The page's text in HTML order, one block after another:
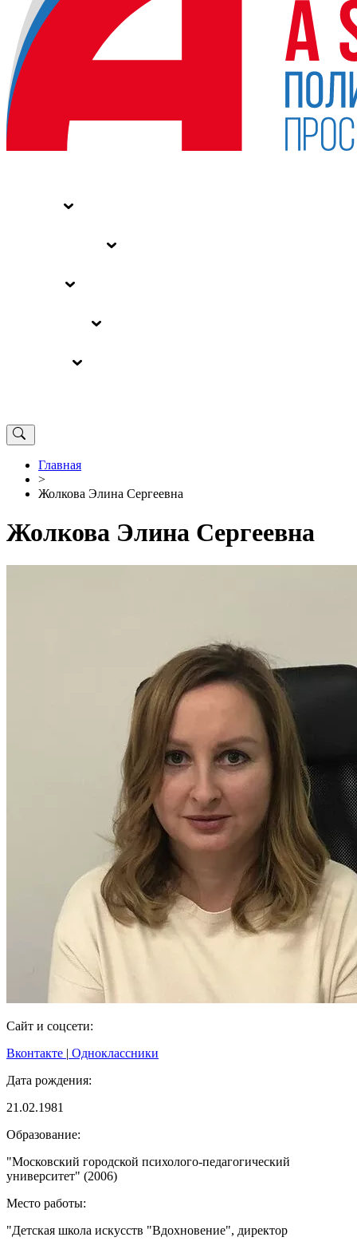
Главная
>
Жолкова Элина Сергеевна
Жолкова Элина Сергеевна
Сайт и соцсети:
Вконтакте | Одноклассники
Дата рождения:
21.02.1981
Образование:
"Московский городской психолого-педагогический
университет" (2006)
Место работы:
"Детская школа искусств "Вдохновение", директор